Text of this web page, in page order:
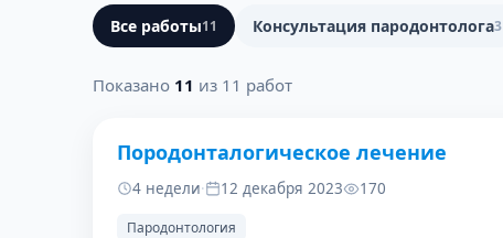
Все работы11 Консультация пародонтолога3
Показано 11 из 11 работ
ДО
Породонталогическое лечение
4 недели· 12 декабря 2023 170
Пародонтология